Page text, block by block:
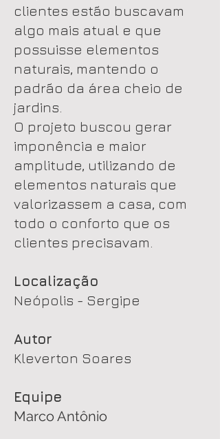
clientes estão buscavam
algo mais atual e que
possuisse elementos
naturais, mantendo o
padrão da área cheio de
jardins.
O projeto buscou gerar
imponência e maior
amplitude, utilizando de
elementos naturais que
valorizassem a casa, com
todo o conforto que os
clientes precisavam.
Localização
Neópolis - Sergipe
Autor
Kleverton Soares
Equipe
Marco Antônio